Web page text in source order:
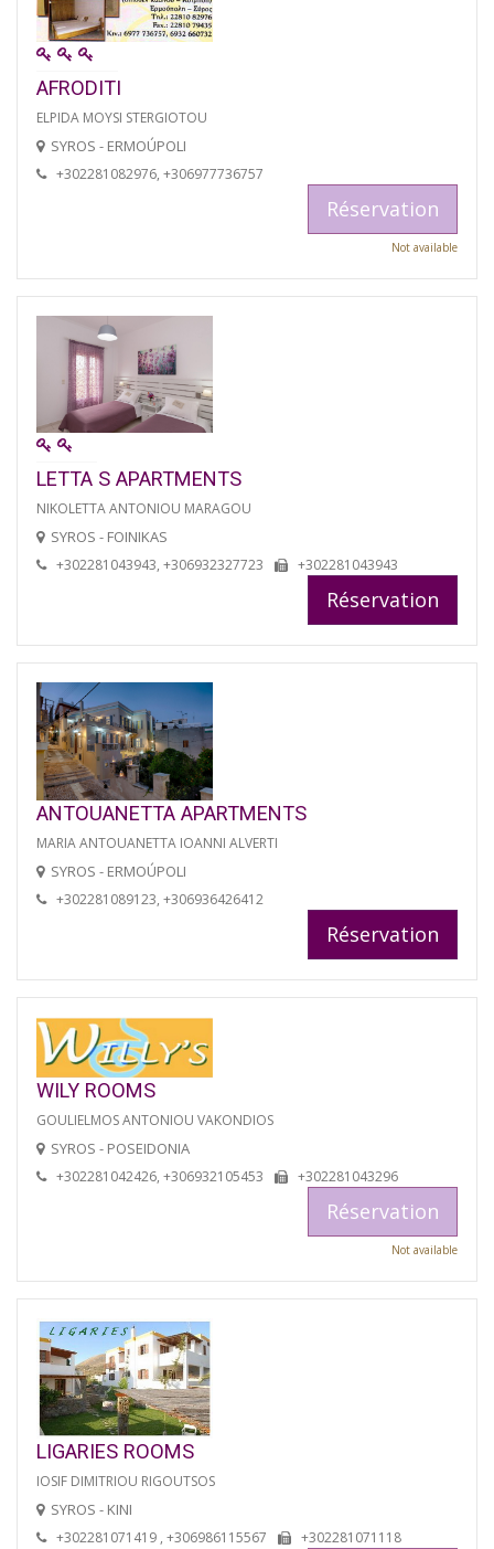
AFRODITI
ELPIDA MOYSI STERGIOTOU
SYROS - ERMOÚPOLI
+302281082976, +306977736757
Réservation
Not available
LETTA S APARTMENTS
NIKOLETTA ANTONIOU MARAGOU
SYROS - FOINIKAS
+302281043943, +306932327723 +302281043943
Réservation
ANTOUANETTA APARTMENTS
MARIA ANTOUANETTA IOANNI ALVERTI
SYROS - ERMOÚPOLI
+302281089123, +306936426412
Réservation
WILY ROOMS
GOULIELMOS ANTONIOU VAKONDIOS
SYROS - POSEIDONIA
+302281042426, +306932105453 +302281043296
Réservation
Not available
LIGARIES ROOMS
IOSIF DIMITRIOU RIGOUTSOS
SYROS - KINI
+302281071419 , +306986115567 +302281071118